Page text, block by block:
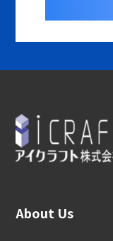
About Us